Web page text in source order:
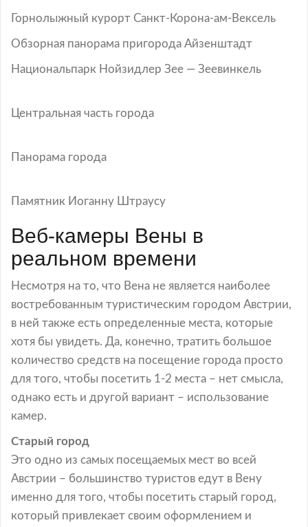
Горнолыжный курорт Санкт-Корона-ам-Вексель
Обзорная панорама пригорода Айзенштадт
Национальпарк Нойзидлер Зее — Зеевинкель
Центральная часть города
Панорама города
Памятник Иоганну Штраусу
Веб-камеры Вены в
реальном времени
Несмотря на то, что Вена не является наиболее
востребованным туристическим городом Австрии,
в ней также есть определенные места, которые
хотя бы увидеть. Да, конечно, тратить большое
количество средств на посещение города просто
для того, чтобы посетить 1-2 места – нет смысла,
однако есть и другой вариант – использование
камер.
Старый город
Это одно из самых посещаемых мест во всей
Австрии – большинство туристов едут в Вену
именно для того, чтобы посетить старый город,
который привлекает своим оформлением и